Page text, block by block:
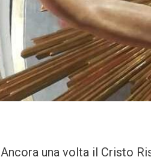
Ancora una volta il Cristo